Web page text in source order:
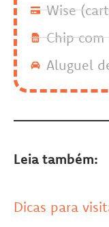
Wise
Chip
Aluguel
Leia também:
Dicas para